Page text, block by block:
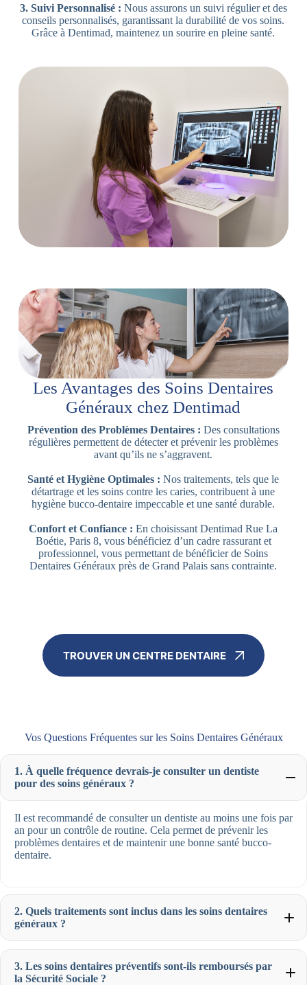
3. Suivi Personnalisé : Nous assurons un suivi régulier et des
conseils personnalisés, garantissant la durabilité de vos soins.
Grâce à Dentimad, maintenez un sourire en pleine santé.
Les Avantages des Soins Dentaires
Généraux chez Dentimad
Prévention des Problèmes Dentaires : Des consultations
régulières permettent de détecter et prévenir les problèmes
avant qu’ils ne s’aggravent.
Santé et Hygiène Optimales : Nos traitements, tels que le
détartrage et les soins contre les caries, contribuent à une
hygiène bucco-dentaire impeccable et une santé durable.
Confort et Confiance : En choisissant Dentimad Rue La
Boétie, Paris 8, vous bénéficiez d’un cadre rassurant et
professionnel, vous permettant de bénéficier de Soins
Dentaires Généraux près de Grand Palais sans contrainte.
TROUVER UN CENTRE DENTAIRE
Vos Questions Fréquentes sur les Soins Dentaires Généraux
1. À quelle fréquence devrais-je consulter un dentiste
pour des soins généraux ?
Il est recommandé de consulter un dentiste au moins une fois par
an pour un contrôle de routine. Cela permet de prévenir les
problèmes dentaires et de maintenir une bonne santé bucco-
dentaire.
2. Quels traitements sont inclus dans les soins dentaires
généraux ?
3. Les soins dentaires préventifs sont-ils remboursés par
la Sécurité Sociale ?